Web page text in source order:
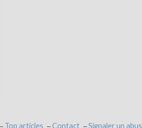
Top articles Contact Signaler un abus